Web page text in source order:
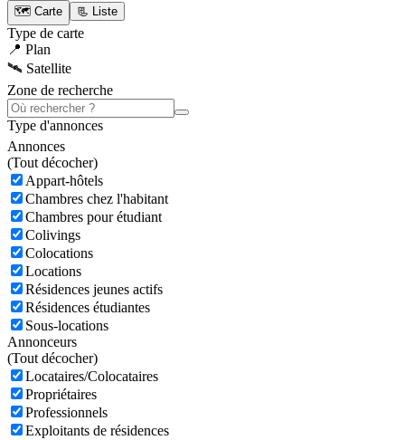
🗺️ Carte 📃 Liste
Type de carte
📍 Plan
🛰️ Satellite
Zone de recherche
Type d'annonces
Annonces
(Tout décocher)
Appart-hôtels
Chambres chez l'habitant
Chambres pour étudiant
Colivings
Colocations
Locations
Résidences jeunes actifs
Résidences étudiantes
Sous-locations
Annonceurs
(Tout décocher)
Locataires/Colocataires
Propriétaires
Professionnels
Exploitants de résidences